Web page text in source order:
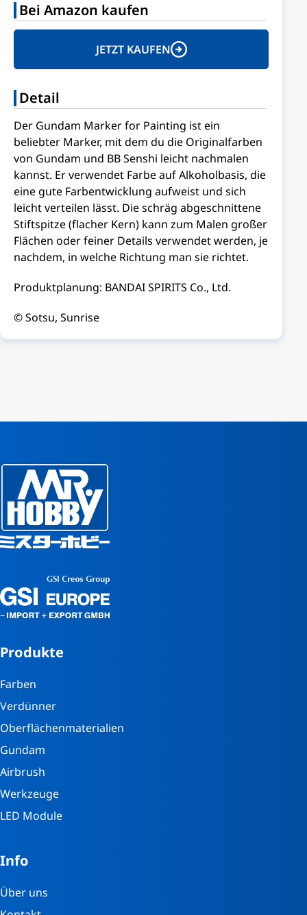
Bei Amazon kaufen
JETZT KAUFEN
Detail
Der Gundam Marker for Painting ist ein
beliebter Marker, mit dem du die Originalfarben
von Gundam und BB Senshi leicht nachmalen
kannst. Er verwendet Farbe auf Alkoholbasis, die
eine gute Farbentwicklung aufweist und sich
leicht verteilen lässt. Die schräg abgeschnittene
Stiftspitze (flacher Kern) kann zum Malen großer
Flächen oder feiner Details verwendet werden, je
nachdem, in welche Richtung man sie richtet.
Produktplanung: BANDAI SPIRITS Co., Ltd.
© Sotsu, Sunrise
Produkte
Farben
Verdünner
Oberflächenmaterialien
Gundam
Airbrush
Werkzeuge
LED Module
Info
Über uns